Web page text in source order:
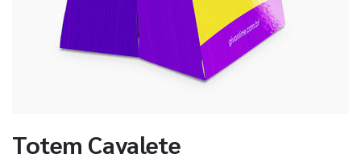
Totem Cavalete